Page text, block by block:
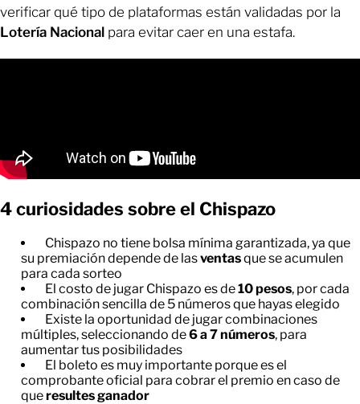
verificar qué tipo de plataformas están validadas por la
Lotería Nacional para evitar caer en una estafa.
4 curiosidades sobre el Chispazo
Chispazo no tiene bolsa mínima garantizada, ya que
su premiación depende de lasventasque se acumulen
para cada sorteo
El costo de jugar Chispazo es de10 pesos, por cada
combinación sencilla de 5 números que hayas elegido
Existe la oportunidad de jugar combinaciones
múltiples, seleccionando de6 a 7 números, para
aumentar tus posibilidades
El boleto es muy importante porque es el
comprobante oficial para cobrar el premio en caso de
queresultes ganador